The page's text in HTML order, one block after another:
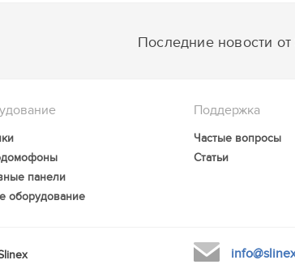
Последние новости
панели
оборудование
Поддержка
Частые вопросы
Статьи